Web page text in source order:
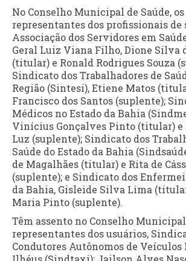
No Conselho Municipal de Saúde, os
representantes dos profissionais de
Associação dos Servidores em
Geral Luiz Viana Filho, Dione Silva
(titular) e Ronald Rodrigues Souza
Sindicato dos Trabalhadores de
Região (Sintesi), Etiene Matos
Francisco dos Santos (suplente);
Médicos no Estado da Bahia
Vinícius Gonçalves Pinto (titular) e
Luz (suplente); Sindicato dos
Saúde do Estado da Bahia
de Magalhães (titular) e Rita de
(suplente); e Sindicato dos
da Bahia, Gisleide Silva Lima
Maria Pinto (suplente).
Têm assento no Conselho Municipal
representantes dos usuários,
Condutores Autônomos de Veículos